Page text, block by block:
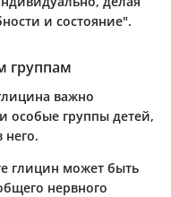
и состояние".
группам
важно
особые группы детей,
него.
глицин может быть
нервного